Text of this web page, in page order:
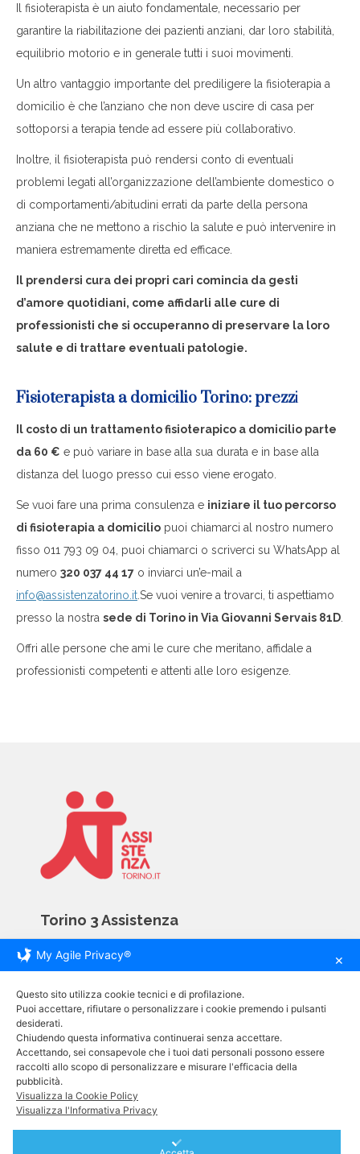
Il fisioterapista è un aiuto fondamentale, necessario per
garantire la riabilitazione dei pazienti anziani, dar loro stabilità,
equilibrio motorio e in generale tutti i suoi movimenti.
Un altro vantaggio importante del prediligere la fisioterapia a
domicilio è che l’anziano che non deve uscire di casa per
sottoporsi a terapia tende ad essere più collaborativo.
Inoltre, il fisioterapista può rendersi conto di eventuali
problemi legati all’organizzazione dell’ambiente domestico o
di comportamenti/abitudini errati da parte della persona
anziana che ne mettono a rischio la salute e può intervenire in
maniera estremamente diretta ed efficace.
Il prendersi cura dei propri cari comincia da gesti
d’amore quotidiani, come affidarli alle cure di
professionisti che si occuperanno di preservare la loro
salute e di trattare eventuali patologie.
Fisioterapista a domicilio Torino: prezzi
Il costo di un trattamento fisioterapico a domicilio parte
da 60 € e può variare in base alla sua durata e in base alla
distanza del luogo presso cui esso viene erogato.
Se vuoi fare una prima consulenza e iniziare il tuo percorso
di fisioterapia a domicilio puoi chiamarci al nostro numero
fisso 011 793 09 04, puoi chiamarci o scriverci su WhatsApp al
numero 320 037 44 17 o inviarci un’e-mail a
info@assistenzatorino.itSe vuoi venire a trovarci, ti aspettiamo
presso la nostra sede di Torino in Via Giovanni Servais 81D
Offri alle persone che ami le cure che meritano, affidale a
professionisti competenti e attenti alle loro esigenze.
Torino 3 Assistenza
Via Giovanni Servais 81D
tel. +39 011 793 09 04
cell. +39 320 037 44 17
e-mail. info@assistenzatorino.it
Informative
My Agile Privacy® ✕
Questo sito utilizza cookie tecnici e di profilazione.
Puoi accettare, rifiutare o personalizzare i cookie premendo i pulsanti
desiderati.
Chiudendo questa informativa continuerai senza accettare.
Accettando, sei consapevole che i tuoi dati personali possono essere
raccolti allo scopo di personalizzare e misurare l'efficacia della
pubblicità.
Visualizza la Cookie Policy
Visualizza l'Informativa Privacy